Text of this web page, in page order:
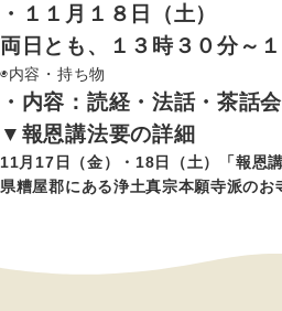
・１１月１８日（土）
両日とも、１３時３０分～
◉内容・持ち物
・内容：読経・法話・茶話会
▼報恩講法要の詳細
11月17日（金）・18日（土）「報恩
県糟屋郡にある浄土真宗本願寺派のお